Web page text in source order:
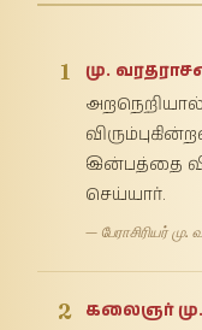
1
மு.
இன்பத்தை
செய்யார்.
— பேராசிரியர்
2
கலைஞர் மு.